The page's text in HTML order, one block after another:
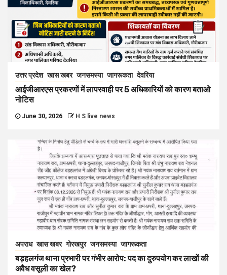
उत्तर प्रदेश खास खबर जनसमस्या जागरूकता देवरिया
आईजीआरएस प्रकरणों में लापरवाही पर 5 अधिकारियों को कारण बताओ
नोटिस
June 30, 2026 H S live news
अपराध खास खबर गोरखपुर जनसमस्या जागरूकता
बड़हलगंज थाना प्रभारी पर गंभीर आरोप: पद का दुरुपयोग कर लाखों की
अवैध वसूली का खेल?